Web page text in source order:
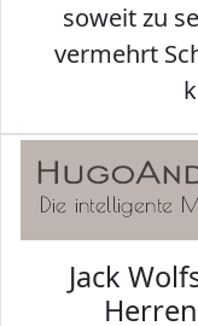
soweit zu
vermehrt
Jack